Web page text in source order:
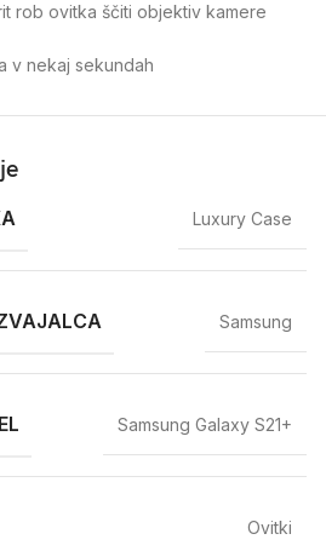
rob ovitka ščiti objektiv kamere
v nekaj sekundah
Luxury Case
Samsung
Samsung Galaxy S21+
Ovitki